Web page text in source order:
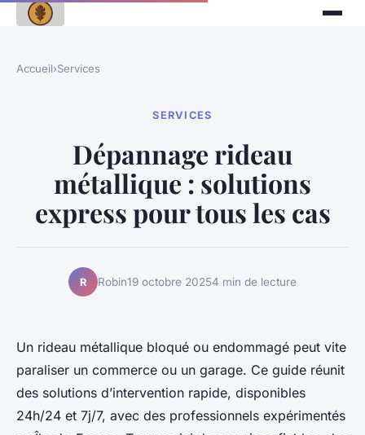
Accueil›Services
SERVICES
Dépannage rideau
métallique : solutions
express pour tous les cas
R Robin19 octobre 20254 min de lecture
Un rideau métallique bloqué ou endommagé peut vite
paraliser un commerce ou un garage. Ce guide réunit
des solutions d’intervention rapide, disponibles
24h/24 et 7j/7, avec des professionnels expérimentés